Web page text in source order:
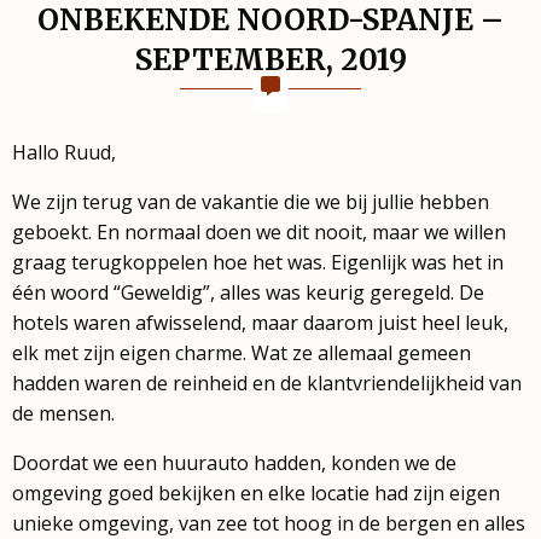
ONBEKENDE NOORD-SPANJE –
SEPTEMBER, 2019
Hallo Ruud,
We zijn terug van de vakantie die we bij jullie hebben
geboekt. En normaal doen we dit nooit, maar we willen
graag terugkoppelen hoe het was. Eigenlijk was het in
één woord “Geweldig”, alles was keurig geregeld. De
hotels waren afwisselend, maar daarom juist heel leuk,
elk met zijn eigen charme. Wat ze allemaal gemeen
hadden waren de reinheid en de klantvriendelijkheid van
de mensen.
Doordat we een huurauto hadden, konden we de
omgeving goed bekijken en elke locatie had zijn eigen
unieke omgeving, van zee tot hoog in de bergen en alles